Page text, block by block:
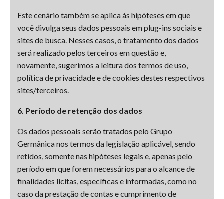
Este cenário também se aplica às hipóteses em que
você divulga seus dados pessoais em plug-ins sociais e
sites de busca. Nesses casos, o tratamento dos dados
será realizado pelos terceiros em questão e,
novamente, sugerimos a leitura dos termos de uso,
política de privacidade e de cookies destes respectivos
sites/terceiros.
6. Período de retenção dos dados
Os dados pessoais serão tratados pelo Grupo
Germânica nos termos da legislação aplicável, sendo
retidos, somente nas hipóteses legais e, apenas pelo
período em que forem necessários para o alcance de
finalidades lícitas, específicas e informadas, como no
caso da prestação de contas e cumprimento de